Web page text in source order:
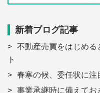
新着ブログ記事
不動産売買をはじめる
ト
春寒の候、委任状に注
事業承継時に備えてお